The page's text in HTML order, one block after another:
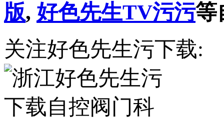
版, 好色先生TV污污等
关注好色先生污下载: